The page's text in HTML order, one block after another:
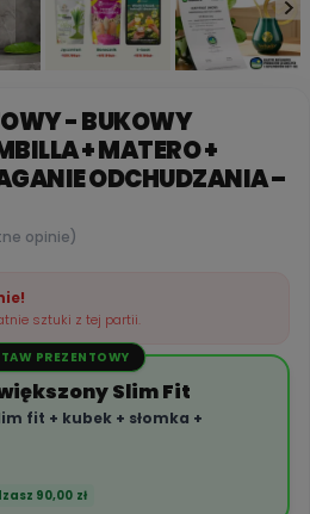
- BUKOWY
+ MATERO +
ODCHUDZANIA –
opinie)
sztuki z tej partii.
PREZENTOWY
Slim Fit
fit + kubek + słomka +
90,00 zł